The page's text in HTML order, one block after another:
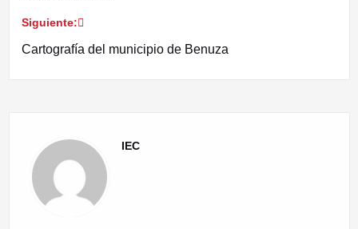
entradas
Siguiente:
Cartografía del municipio de Benuza
IEC